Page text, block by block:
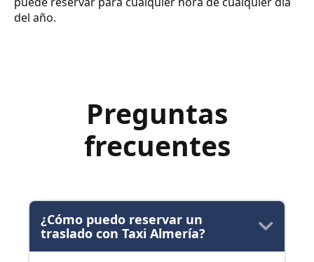
del año.
Preguntas
frecuentes
¿Cómo puedo reservar un
traslado con Taxi Almería?